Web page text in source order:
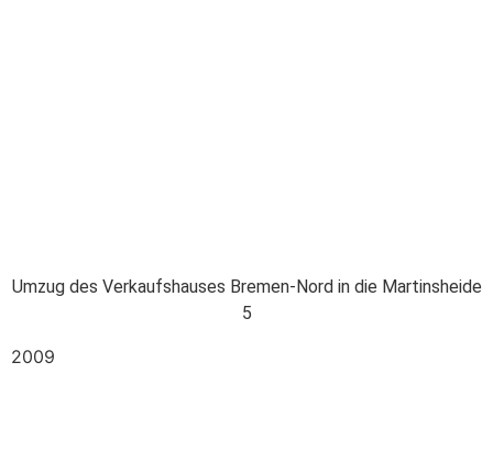
Umzug des Verkaufshauses Bremen-Nord in die Martinsheide
5
2009